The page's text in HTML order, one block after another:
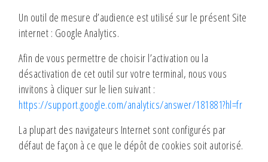
Un outil de mesure d’audience est utilisé sur le présent Site
internet : Google Analytics.
Afin de vous permettre de choisir l’activation ou la
désactivation de cet outil sur votre terminal, nous vous
invitons à cliquer sur le lien suivant :
https://support.google.com/analytics/answer/181881?hl=fr
La plupart des navigateurs Internet sont configurés par
défaut de façon à ce que le dépôt de cookies soit autorisé.